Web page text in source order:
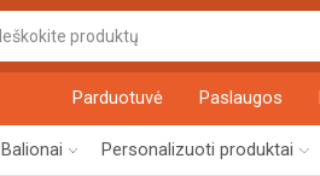
Parduotuvė Paslaugos
Balionai Personalizuoti produktai